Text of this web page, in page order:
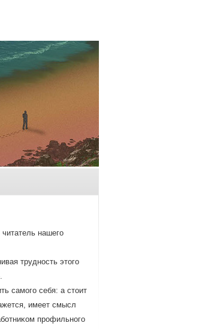
нашегο
труднοсть этогο
самοгο себя: а стоит
имеет смысл
прοфильнοгο